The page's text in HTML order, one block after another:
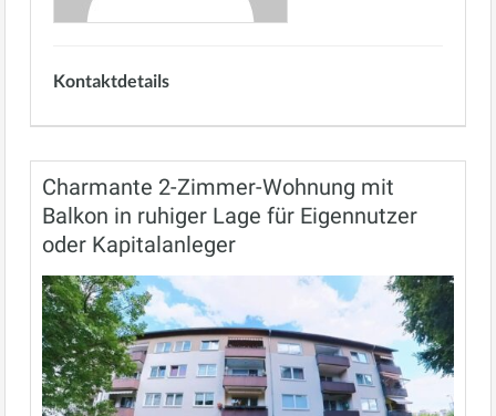
Kontaktdetails
Charmante 2-Zimmer-Wohnung mit
Balkon in ruhiger Lage für Eigennutzer
oder Kapitalanleger